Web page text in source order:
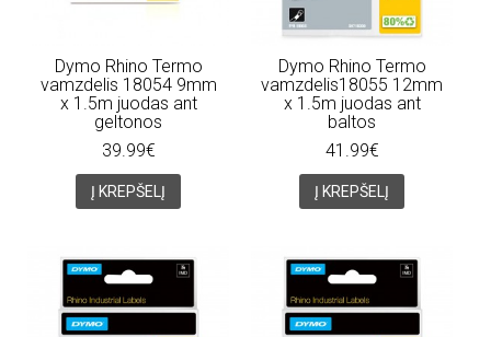
Dymo Rhino Termo
vamzdelis 18054 9mm
x 1.5m juodas ant
geltonos
39.99€
Į KREPŠELĮ
Dymo Rhino Termo
vamzdelis18055 12mm
x 1.5m juodas ant
baltos
41.99€
Į KREPŠELĮ